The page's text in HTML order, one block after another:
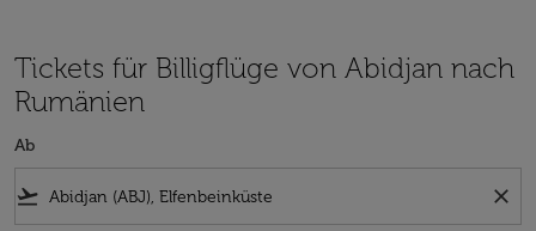
Tickets für Billigflüge von Abidjan nach
Rumänien
Ab
flight_takeoff close